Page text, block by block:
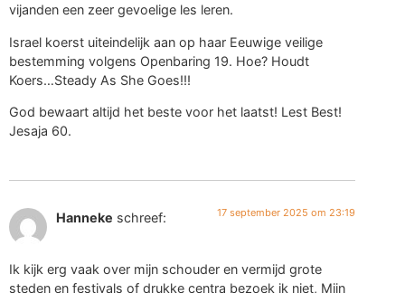
vijanden een zeer gevoelige les leren.
Israel koerst uiteindelijk aan op haar Eeuwige veilige
bestemming volgens Openbaring 19. Hoe? Houdt
Koers…Steady As She Goes!!!
God bewaart altijd het beste voor het laatst! Lest Best!
Jesaja 60.
Hanneke schreef: 17 september 2025 om 23:19
Ik kijk erg vaak over mijn schouder en vermijd grote
steden en festivals of drukke centra bezoek ik niet, Mijn